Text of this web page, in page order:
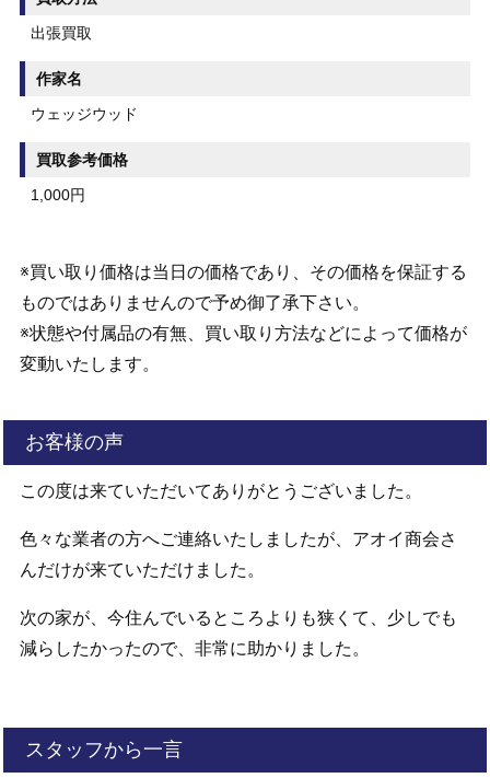
出張買取
作家名
ウェッジウッド
買取参考価格
1,000円
※買い取り価格は当日の価格であり、その価格を保証する
ものではありませんので予め御了承下さい。
※状態や付属品の有無、買い取り方法などによって価格が
変動いたします。
お客様の声
この度は来ていただいてありがとうございました。
色々な業者の方へご連絡いたしましたが、アオイ商会さ
んだけが来ていただけました。
次の家が、今住んでいるところよりも狭くて、少しでも
減らしたかったので、非常に助かりました。
スタッフから一言